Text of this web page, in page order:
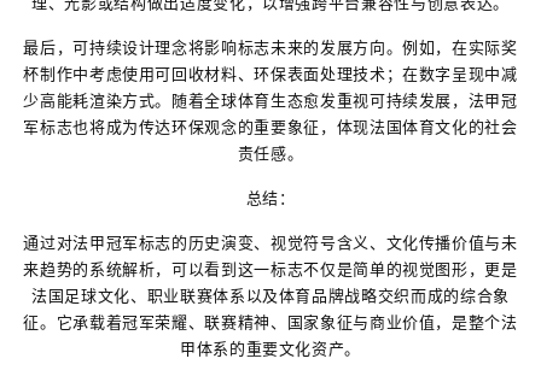
最后，可持续设计理念将影响标志未来的发展方向。例如，在实际奖
杯制作中考虑使用可回收材料、环保表面处理技术；在数字呈现中减
少高能耗渲染方式。随着全球体育生态愈发重视可持续发展，法甲冠
军标志也将成为传达环保观念的重要象征，体现法国体育文化的社会
责任感。
总结：
通过对法甲冠军标志的历史演变、视觉符号含义、文化传播价值与未
来趋势的系统解析，可以看到这一标志不仅是简单的视觉图形，更是
法国足球文化、职业联赛体系以及体育品牌战略交织而成的综合象
征。它承载着冠军荣耀、联赛精神、国家象征与商业价值，是整个法
甲体系的重要文化资产。